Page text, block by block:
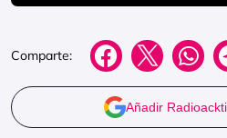
Comparte:
Añadir